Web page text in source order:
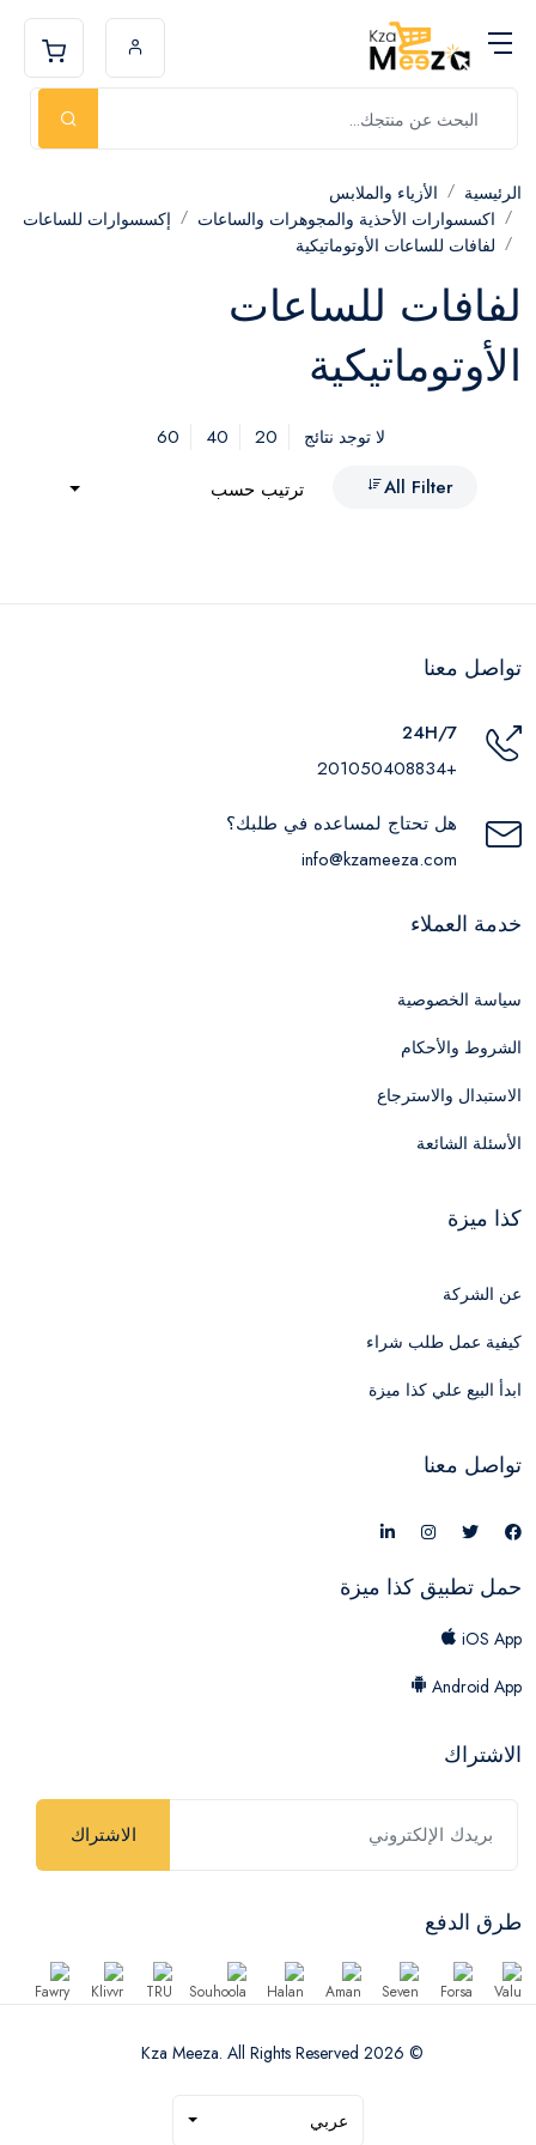
الرئيسية
الأزياء والملابس
اكسسوارات الأحذية والمجوهرات والساعات
إكسسوارات للساعات
لفافات للساعات الأوتوماتيكية
لفافات للساعات
الأوتوماتيكية
لا توجد نتائج 20
40
60
All Filter
ترتيب حسب
تواصل معنا
24H/7
+201050408834
هل تحتاج لمساعده في طلبك؟
info@kzameeza.com
خدمة العملاء
سياسة الخصوصية
الشروط والأحكام
الاستبدال والاسترجاع
الأسئلة الشائعة
كذا ميزة
عن الشركة
كيفية عمل طلب شراء
ابدأ البيع علي كذا ميزة
تواصل معنا
حمل تطبيق كذا ميزة
iOS App
Android App
الاشتراك
الاشتراك
طرق الدفع
© 2026 Kza Meeza. All Rights Reserved
عربي